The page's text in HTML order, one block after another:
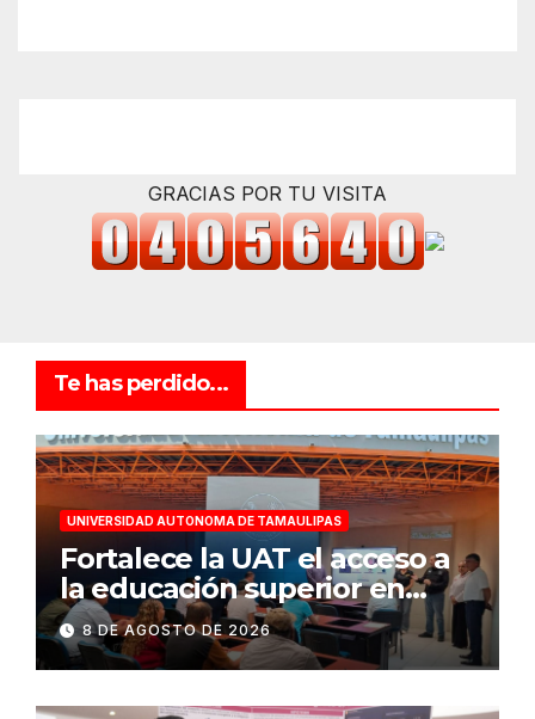
GRACIAS POR TU VISITA
Te has perdido...
UNIVERSIDAD AUTONOMA DE TAMAULIPAS
Fortalece la UAT el acceso a
la educación superior en
comunidades
8 DE AGOSTO DE 2026